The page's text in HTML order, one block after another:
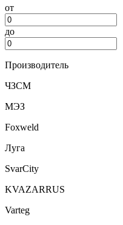
от
до
Производитель
ЧЗСМ
МЭЗ
Foxweld
Луга
SvarCity
KVAZARRUS
Varteg